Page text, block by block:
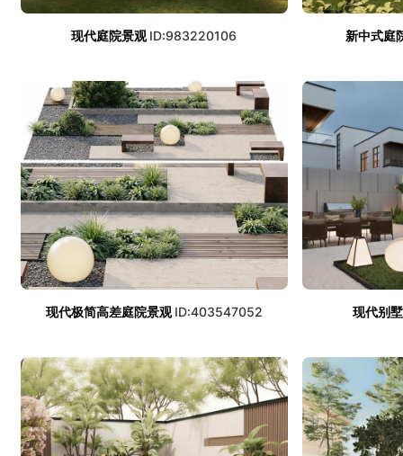
现代庭院景观 ID:983220106 新中式庭
现代极简高差庭院景观 ID:403547052 现代别